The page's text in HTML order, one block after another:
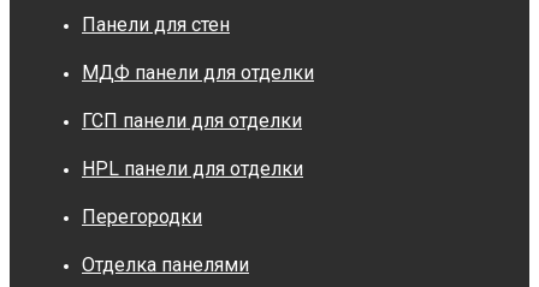
Панели для стен
МДФ панели для отделки
ГСП панели для отделки
HPL панели для отделки
Перегородки
Отделка панелями